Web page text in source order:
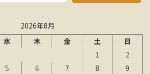
2026年8月
水 木 金 土
日
1
2
5 6 7 8
9